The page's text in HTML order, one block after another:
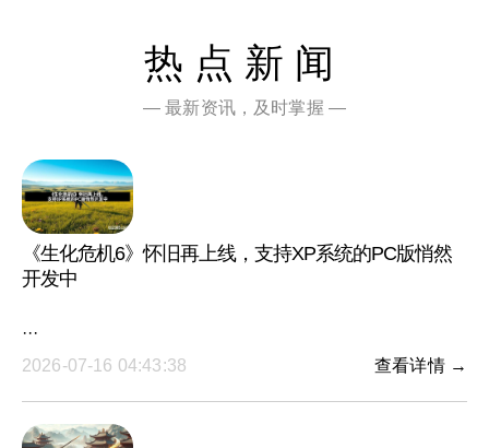
热点新闻
— 最新资讯，及时掌握 —
《生化危机6》怀旧再上线，支持XP系统的PC版悄然
开发中
···
2026-07-16 04:43:38
查看详情 →